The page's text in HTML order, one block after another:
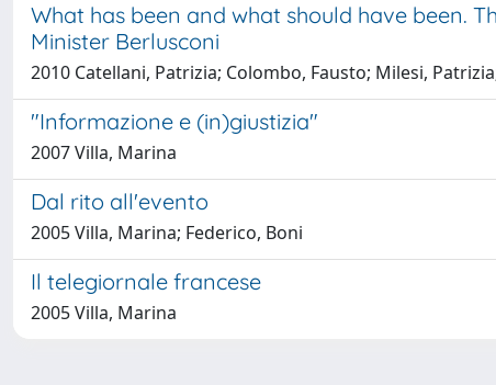
What has been and what should have been.
Minister Berlusconi
2010 Catellani, Patrizia; Colombo, Fausto; Milesi,
"Informazione e (in)giustizia"
2007 Villa, Marina
Dal rito all'evento
2005 Villa, Marina; Federico, Boni
Il telegiornale francese
2005 Villa, Marina